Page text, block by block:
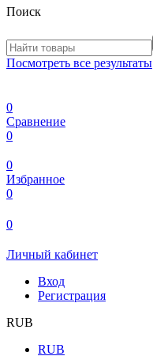
Поиск
Посмотреть все результаты
0
Сравнение
0
0
Избранное
0
0
Личный кабинет
Вход
Регистрация
RUB
RUB